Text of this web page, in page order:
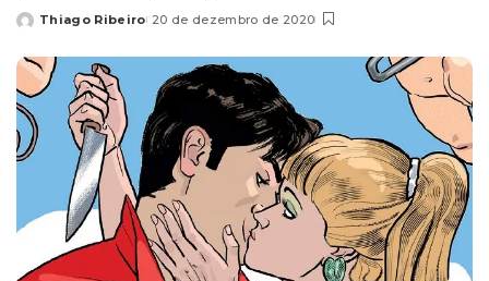
Posted
Thiago Ribeiro 20 de dezembro de 2020